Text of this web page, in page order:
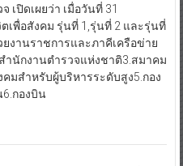
เปิดเผยว่า เมื่อวันที่ 31
เพื่อสังคม รุ่นที่ 1,รุ่นที่ 2 และรุ่นที่
งานราชการและภาคีเครือข่าย
ำนักงานตำรวจแห่งชาติ3.สมาคม
มสำหรับผู้บริหารระดับสูง5.กอง
กองบิน